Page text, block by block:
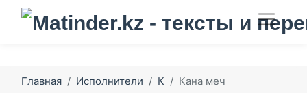
Главная Исполнители К Кана меч